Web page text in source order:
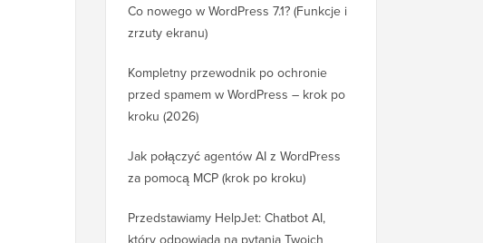
Co nowego w WordPress 7.1? (Funkcje i
zrzuty ekranu)
Kompletny przewodnik po ochronie
przed spamem w WordPress – krok po
kroku (2026)
Jak połączyć agentów AI z WordPress
za pomocą MCP (krok po kroku)
Przedstawiamy HelpJet: Chatbot AI,